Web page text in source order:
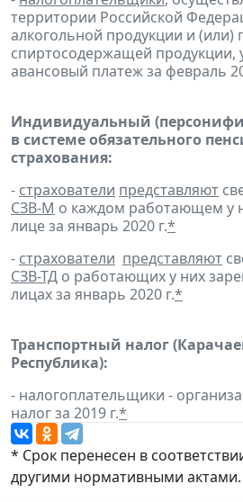
территории Российской
алкогольной продукции и (или)
спиртосодержащей продукции,
авансовый платеж за февраль
Индивидуальный
в системе обязательного
страхования:
- страхователи представляют
СЗВ-М о каждом работающем у
лице за январь 2020 г.*
- страхователи представляют
СЗВ-ТД о работающих у них
лицах за январь 2020 г.*
Транспортный налог
Республика):
- налогоплательщики -
налог за 2019 г.*
* Срок перенесен в
другими нормативными актами.